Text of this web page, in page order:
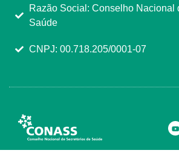
Razão Social: Conselho Nacional
Saúde
CNPJ: 00.718.205/0001-07